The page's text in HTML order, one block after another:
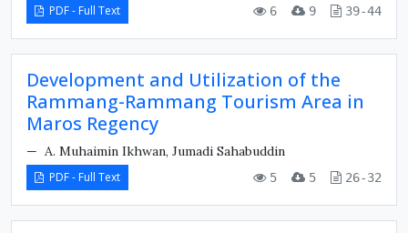
PDF - Full Text 6 9 39-44
Development and Utilization of the
Rammang-Rammang Tourism Area in
Maros Regency
A. Muhaimin Ikhwan, Jumadi Sahabuddin
PDF - Full Text 5 5 26-32